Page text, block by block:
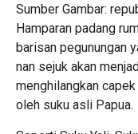
Sumber Gambar:
Hamparan padang
barisan pegunungan
nan sejuk akan
menghilangkan
oleh suku asli Papua.